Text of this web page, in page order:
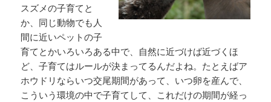
スズメの子育てと
か、同じ動物でも人
間に近いペットの子
育てとかいろいろある中で、自然に近づけば近づくほ
ど、子育てはルールが決まってるんだよね。たとえばア
ホウドリならいつ交尾期間があって、いつ卵を産んで、
こういう環境の中で子育てして、これだけの期間が経っ